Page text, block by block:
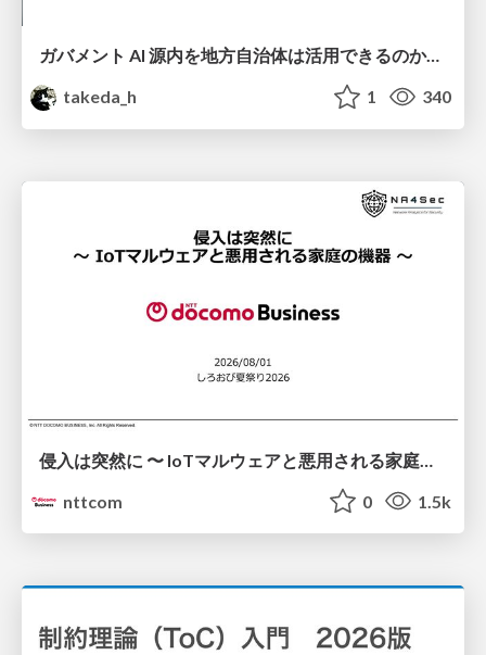
ガバメント AI 源内を地方自治体は活用できるのか 可能性と課題、期待について
takeda_h
1 340
nttcom
0 1.5k